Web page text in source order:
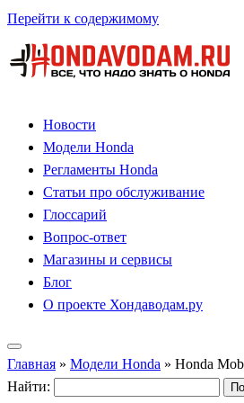
Перейти к содержимому
Новости
Модели Honda
Регламенты Honda
Статьи про обслуживание
Глоссарий
Вопрос-ответ
Магазины и сервисы
Блог
О проекте Хондаводам.ру
Главная » Модели Honda » Honda
Найти: